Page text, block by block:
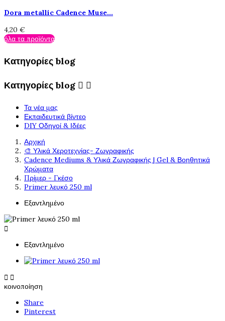
Dora metallic Cadence Muse...
4,20 €
όλα τα προϊόντα
Κατηγορίες blog
Κατηγορίες blog  
Τα νέα μας
Εκπαιδευτικά βίντεο
DIY Οδηγοί & Ιδέες
Αρχική
🎨 Υλικά Χεροτεχνίας- Ζωγραφικής
Cadence Mediums & Υλικά Ζωγραφικής | Gel & Βοηθητικά
Χρώματα
Πρίμερ - Γκέσο
Primer λευκό 250 ml
Εξαντλημένο

Εξαντλημένο
 
κοινοποίηση
Share
Pinterest